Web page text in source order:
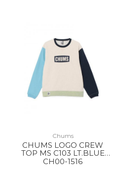
Chums
CHUMS LOGO CREW
TOP MS C103 LT.BLUE
CRAZY
CH00-1516